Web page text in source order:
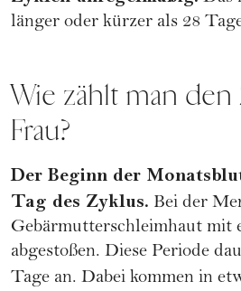
länger oder kürzer als 28
Wie zählt man
Frau?
Der Beginn der
Tag des Zyklus. Bei der
Gebärmutterschleimhaut mit
abgestoßen. Diese Periode
Tage an. Dabei kommen in